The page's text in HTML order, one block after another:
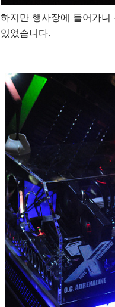
하지만 행사장에 들어가
있었습니다.